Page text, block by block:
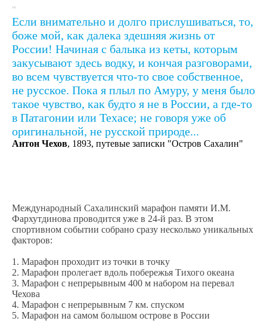
“
Если внимательно и долго прислушиваться, то,
боже мой, как далека здешняя жизнь от
России! Начиная с балыка из кеты, которым
закусывают здесь водку, и кончая разговорами,
во всем чувствуется что-то свое собственное,
не русское. Пока я плыл по Амуру, у меня было
такое чувство, как будто я не в России, а где-то
в Патагонии или Техасе; не говоря уже об
оригинальной, не русской природе...
Антон Чехов, 1893, путевые записки "Остров Сахалин"
Международный Сахалинский марафон памяти И.М.
Фархутдинова проводится уже в 24-й раз. В этом
спортивном событии собрано сразу несколько уникальных
факторов:
1. Марафон проходит из точки в точку
2. Марафон пролегает вдоль побережья Тихого океана
3. Марафон с непрерывным 400 м набором на перевал
Чехова
4. Марафон с непрерывным 7 км. спуском
5. Марафон на самом большом острове в России